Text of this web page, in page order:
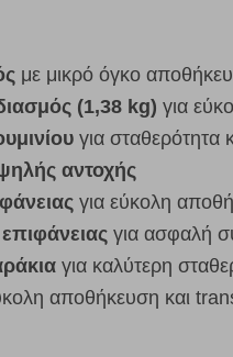
με μικρό όγκο
(1,38 kg) για
για σταθερότητα
αντοχής
για εύκολη
για ασφαλή
για καλύτερη
αποθήκευση και